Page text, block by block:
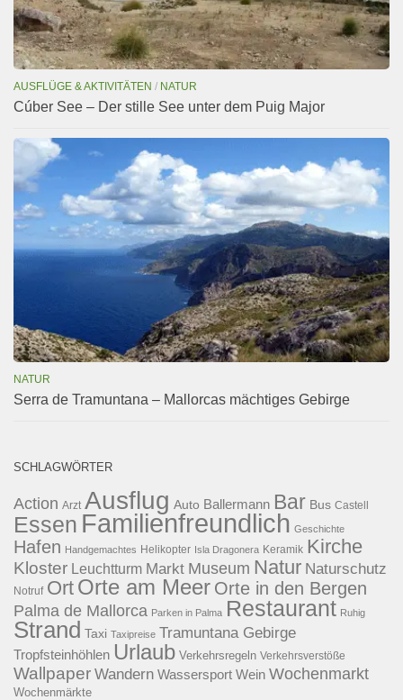
AUSFLÜGE & AKTIVITÄTEN / NATUR
Cúber See – Der stille See unter dem Puig Major
NATUR
Serra de Tramuntana – Mallorcas mächtiges Gebirge
SCHLAGWÖRTER
Action Arzt Ausflug Auto Ballermann Bar Bus Castell
Essen Familienfreundlich Geschichte
Hafen Handgemachtes Helikopter Isla Dragonera Keramik Kirche
Kloster Leuchtturm Markt Museum Natur Naturschutz
Notruf Ort Orte am Meer Orte in den Bergen
Palma de Mallorca Parken in Palma Restaurant Ruhig
Strand Taxi Taxipreise Tramuntana Gebirge
Tropfsteinhöhlen Urlaub Verkehrsregeln Verkehrsverstöße
Wallpaper Wandern Wassersport Wein Wochenmarkt
Wochenmärkte